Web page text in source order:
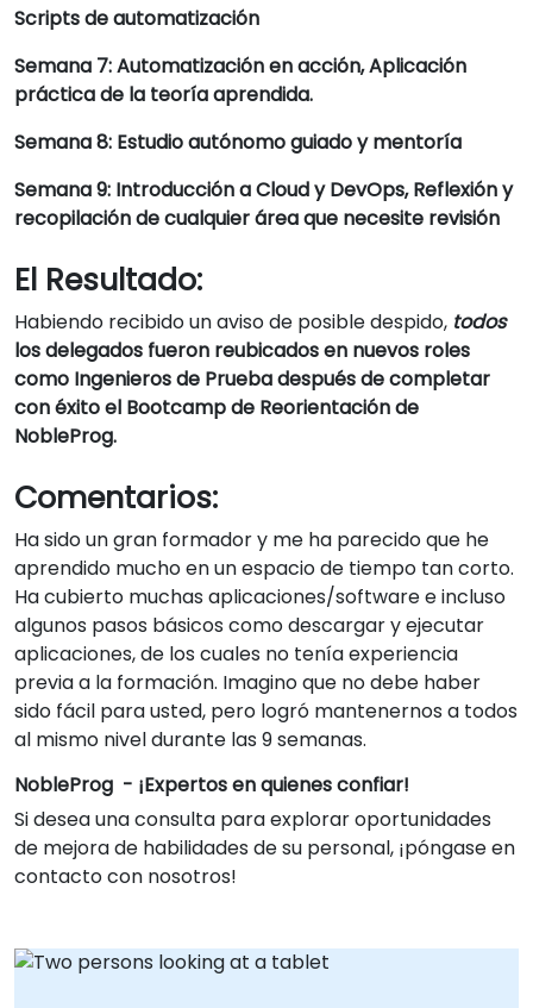
Scripts de automatización
Semana 7: Automatización en acción, Aplicación
práctica de la teoría aprendida.
Semana 8: Estudio autónomo guiado y mentoría
Semana 9: Introducción a Cloud y DevOps, Reflexión y
recopilación de cualquier área que necesite revisión
El Resultado:
Habiendo recibido un aviso de posible despido, todos
los delegados fueron reubicados en nuevos roles
como Ingenieros de Prueba después de completar
con éxito el Bootcamp de Reorientación de
NobleProg.
Comentarios:
Ha sido un gran formador y me ha parecido que he
aprendido mucho en un espacio de tiempo tan corto.
Ha cubierto muchas aplicaciones/software e incluso
algunos pasos básicos como descargar y ejecutar
aplicaciones, de los cuales no tenía experiencia
previa a la formación. Imagino que no debe haber
sido fácil para usted, pero logró mantenernos a todos
al mismo nivel durante las 9 semanas.
NobleProg - ¡Expertos en quienes confiar!
Si desea una consulta para explorar oportunidades
de mejora de habilidades de su personal, ¡póngase en
contacto con nosotros!